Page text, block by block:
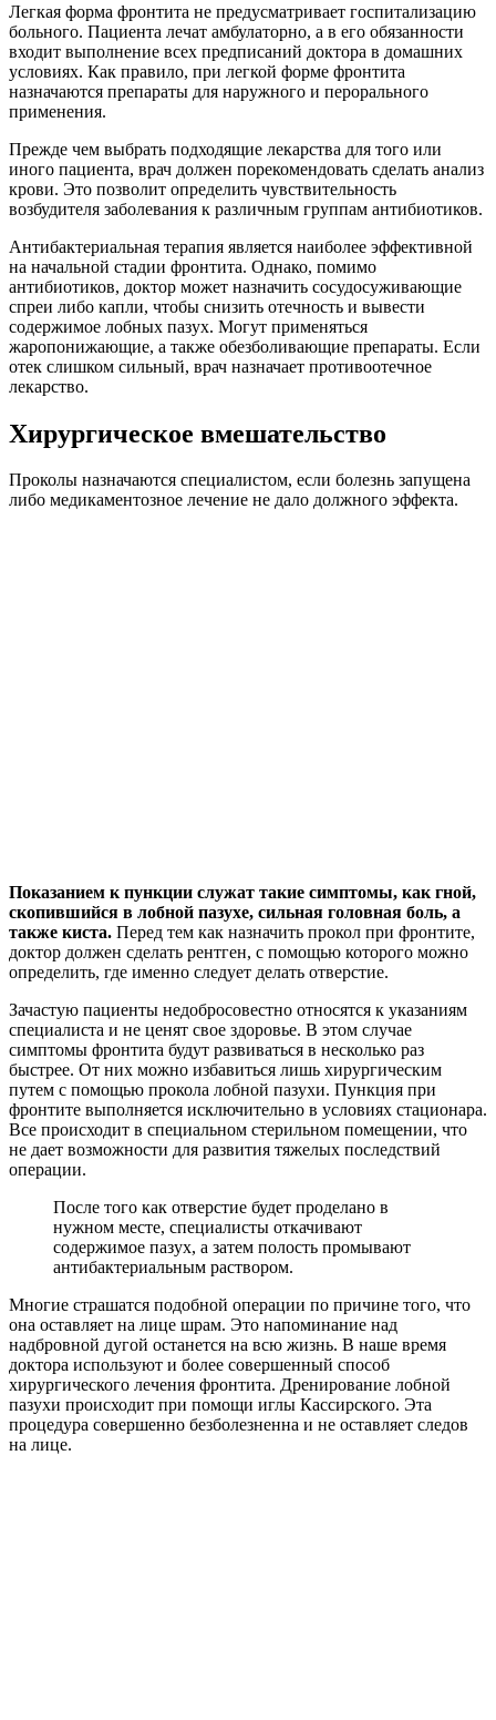
Легкая форма фронтита не предусматривает госпитализацию
больного. Пациента лечат амбулаторно, а в его обязанности
входит выполнение всех предписаний доктора в домашних
условиях. Как правило, при легкой форме фронтита
назначаются препараты для наружного и перорального
применения.
Прежде чем выбрать подходящие лекарства для того или
иного пациента, врач должен порекомендовать сделать анализ
крови. Это позволит определить чувствительность
возбудителя заболевания к различным группам антибиотиков.
Антибактериальная терапия является наиболее эффективной
на начальной стадии фронтита. Однако, помимо
антибиотиков, доктор может назначить сосудосуживающие
спреи либо капли, чтобы снизить отечность и вывести
содержимое лобных пазух. Могут применяться
жаропонижающие, а также обезболивающие препараты. Если
отек слишком сильный, врач назначает противоотечное
лекарство.
Хирургическое вмешательство
Проколы назначаются специалистом, если болезнь запущена
либо медикаментозное лечение не дало должного эффекта.
Показанием к пункции служат такие симптомы, как гной,
скопившийся в лобной пазухе, сильная головная боль, а
также киста. Перед тем как назначить прокол при фронтите,
доктор должен сделать рентген, с помощью которого можно
определить, где именно следует делать отверстие.
Зачастую пациенты недобросовестно относятся к указаниям
специалиста и не ценят свое здоровье. В этом случае
симптомы фронтита будут развиваться в несколько раз
быстрее. От них можно избавиться лишь хирургическим
путем с помощью прокола лобной пазухи. Пункция при
фронтите выполняется исключительно в условиях стационара.
Все происходит в специальном стерильном помещении, что
не дает возможности для развития тяжелых последствий
операции.
После того как отверстие будет проделано в
нужном месте, специалисты откачивают
содержимое пазух, а затем полость промывают
антибактериальным раствором.
Многие страшатся подобной операции по причине того, что
она оставляет на лице шрам. Это напоминание над
надбровной дугой останется на всю жизнь. В наше время
доктора используют и более совершенный способ
хирургического лечения фронтита. Дренирование лобной
пазухи происходит при помощи иглы Кассирского. Эта
процедура совершенно безболезненна и не оставляет следов
на лице.